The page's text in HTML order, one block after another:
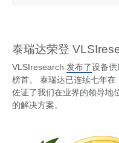
泰瑞达荣登
VLSIresearch 发布了设备
榜首。 泰瑞达已连续七年在
佐证了我们在业界的领导地
的解决方案。